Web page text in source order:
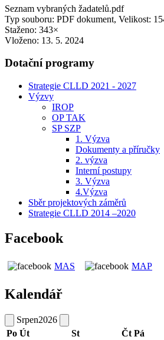
Seznam vybraných žadatelů.pdf
Typ souboru: PDF dokument, Velikost:
Staženo: 343×
Vloženo: 13. 5. 2024
Dotační programy
Strategie CLLD 2021 - 2027
Výzvy
IROP
OP TAK
SP SZP
1. Výzva
Dokumenty a příručky
2. výzva
Interní postupy
3. Výzva
4.Výzva
Sběr projektových záměrů
Strategie CLLD 2014 –2020
Facebook
MAS MAP
Kalendář
Srpen2026
Po Út St Čt Pá